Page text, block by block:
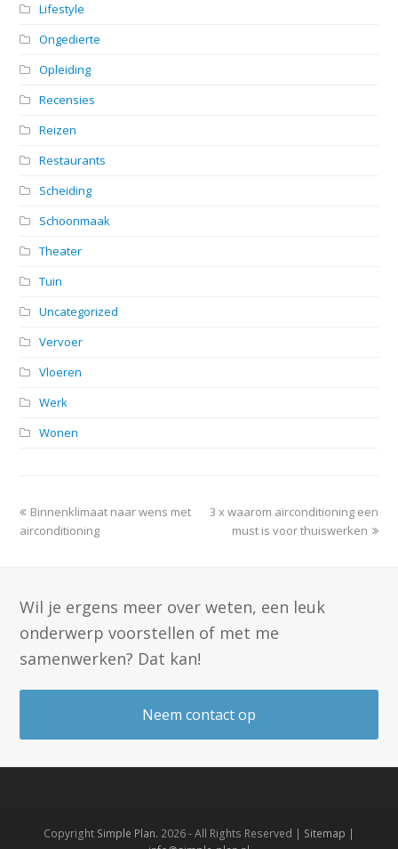
Lifestyle
Ongedierte
Opleiding
Recensies
Reizen
Restaurants
Scheiding
Schoonmaak
Theater
Tuin
Uncategorized
Vervoer
Vloeren
Werk
Wonen
previous
post:
Binnenklimaat naar wens met
airconditioning
next
post:
3 x waarom airconditioning een
must is voor thuiswerken
Wil je ergens meer over weten, een leuk
onderwerp voorstellen of met me
samenwerken? Dat kan!
Neem contact op
Copyright Simple Plan. 2026 - All Rights Reserved | Sitemap